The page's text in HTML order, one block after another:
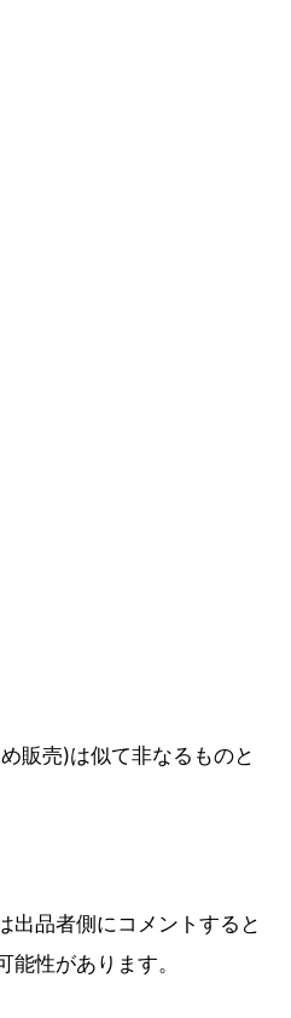
販売)は似て非なるものと
出品者側にコメントすると
能性があります。